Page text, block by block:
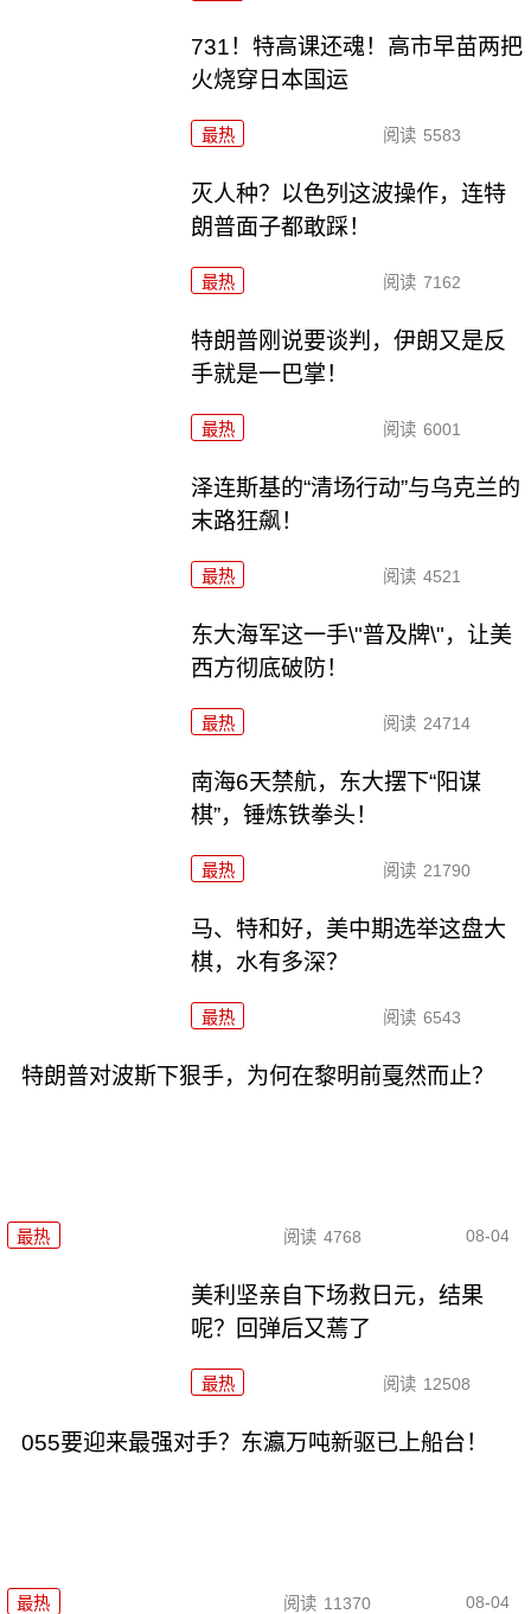
731！特高课还魂！高市早苗两把
火烧穿日本国运
最热 阅读 5583
灭人种？以色列这波操作，连特
朗普面子都敢踩！
最热 阅读 7162
特朗普刚说要谈判，伊朗又是反
手就是一巴掌！
最热 阅读 6001
泽连斯基的“清场行动”与乌克兰的
末路狂飙！
最热 阅读 4521
东大海军这一手\"普及牌\"，让美
西方彻底破防！
最热 阅读 24714
南海6天禁航，东大摆下“阳谋
棋”，锤炼铁拳头！
最热 阅读 21790
马、特和好，美中期选举这盘大
棋，水有多深？
最热 阅读 6543
特朗普对波斯下狠手，为何在黎明前戛然而止？
最热 阅读 4768 08-04
美利坚亲自下场救日元，结果
呢？回弹后又蔫了
最热 阅读 12508
055要迎来最强对手？东瀛万吨新驱已上船台！
最热 阅读 11370 08-04